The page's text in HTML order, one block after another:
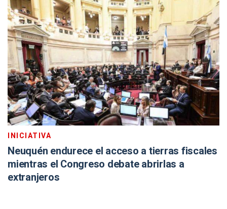
INICIATIVA
Neuquén endurece el acceso a tierras fiscales
mientras el Congreso debate abrirlas a
extranjeros